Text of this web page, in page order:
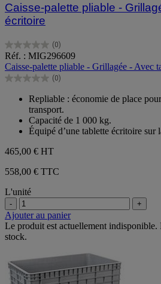
Caisse-palette pliable -
écritoire
(0)
0.0
sur
5
étoiles.
Réf. : MIG296609
Caisse-palette pliable - Grillagée - Avec
(0)
0.0
étoiles.
Repliable : économie de place
transport.
Capacité de 1 000 kg.
Équipé d’une tablette écritoire sur
465,00 € HT
558,00 € TTC
L'unité
- +
Ajouter au panier
Le produit est actuellement indisponible.
stock.